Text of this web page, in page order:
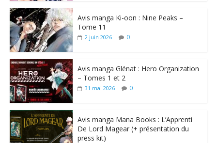
Avis manga Ki-oon : Nine Peaks –
Tome 11
2 juin 2026 0
Avis manga Glénat : Hero Organization
– Tomes 1 et 2
31 mai 2026 0
Avis manga Mana Books : L’Apprenti
De Lord Magear (+ présentation du
press kit)